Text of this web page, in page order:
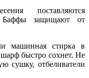
поставляются
Баффы защищают от
машинная стирка в
быстро сохнет. Не
сушку, отбеливатели